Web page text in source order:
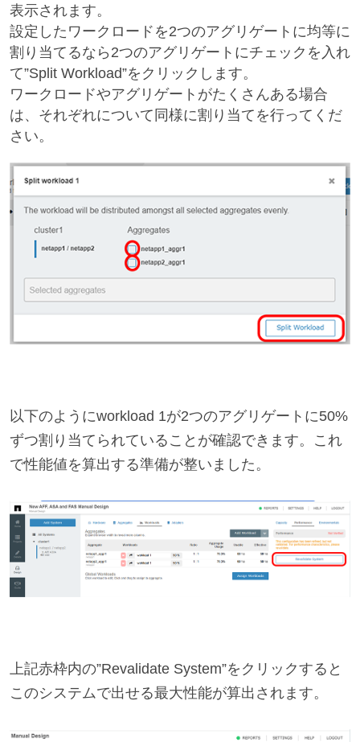
表示されます。
設定したワークロードを2つのアグリゲートに均等に
割り当てるなら2つのアグリゲートにチェックを入れ
て”Split Workload”をクリックします。
ワークロードやアグリゲートがたくさんある場合
は、それぞれについて同様に割り当てを行ってくだ
さい。
以下のようにworkload 1が2つのアグリゲートに50%
ずつ割り当てられていることが確認できます。これ
で性能値を算出する準備が整いました。
上記赤枠内の”Revalidate System”をクリックすると
このシステムで出せる最大性能が算出されます。